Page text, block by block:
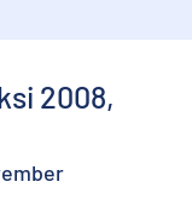
2008,